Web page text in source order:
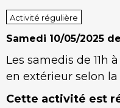
Activité régulière
Samedi 10/05/2025
Les samedis de 11h
en extérieur selon
Cette activité est